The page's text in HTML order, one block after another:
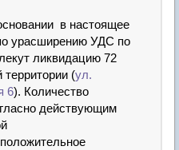
в настоящее
урасширению УДС по
ликвидацию 72
(ул.
6). Количество
действующим